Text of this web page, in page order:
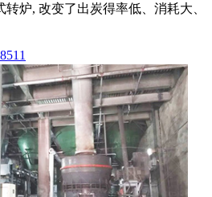
炉, 改变了出炭得率低、消耗大、